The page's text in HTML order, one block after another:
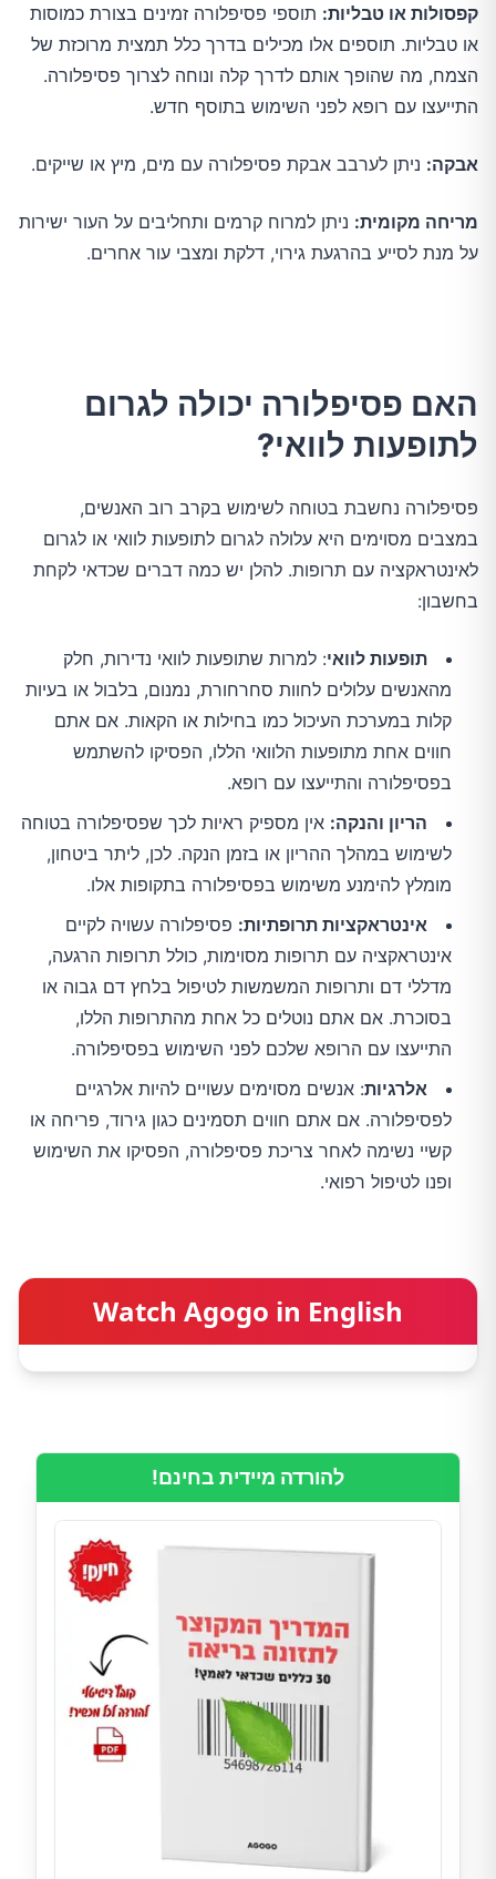
קפסולות או טבליות: תוספי פסיפלורה זמינים בצורת כמוסות
או טבליות. תוספים אלו מכילים בדרך כלל תמצית מרוכזת של
הצמח, מה שהופך אותם לדרך קלה ונוחה לצרוך פסיפלורה.
התייעצו עם רופא לפני השימוש בתוסף חדש.
אבקה: ניתן לערבב אבקת פסיפלורה עם מים, מיץ או שייקים.
מריחה מקומית: ניתן למרוח קרמים ותחליבים על העור ישירות
על מנת לסייע בהרגעת גירוי, דלקת ומצבי עור אחרים.
האם פסיפלורה יכולה לגרום
לתופעות לוואי?
פסיפלורה נחשבת בטוחה לשימוש בקרב רוב האנשים,
במצבים מסוימים היא עלולה לגרום לתופעות לוואי או לגרום
לאינטראקציה עם תרופות. להלן יש כמה דברים שכדאי לקחת
בחשבון:
תופעות לוואי: למרות שתופעות לוואי נדירות, חלק
מהאנשים עלולים לחוות סחרחורת, נמנום, בלבול או בעיות
קלות במערכת העיכול כמו בחילות או הקאות. אם אתם
חווים אחת מתופעות הלוואי הללו, הפסיקו להשתמש
בפסיפלורה והתייעצו עם רופא.
הריון והנקה: אין מספיק ראיות לכך שפסיפלורה בטוחה
לשימוש במהלך ההריון או בזמן הנקה. לכן, ליתר ביטחון,
מומלץ להימנע משימוש בפסיפלורה בתקופות אלו.
אינטראקציות תרופתיות: פסיפלורה עשויה לקיים
אינטראקציה עם תרופות מסוימות, כולל תרופות הרגעה,
מדללי דם ותרופות המשמשות לטיפול בלחץ דם גבוה או
בסוכרת. אם אתם נוטלים כל אחת מהתרופות הללו,
התייעצו עם הרופא שלכם לפני השימוש בפסיפלורה.
אלרגיות: אנשים מסוימים עשויים להיות אלרגיים
לפסיפלורה. אם אתם חווים תסמינים כגון גירוד, פריחה או
קשיי נשימה לאחר צריכת פסיפלורה, הפסיקו את השימוש
ופנו לטיפול רפואי.
Watch Agogo in English
להורדה מיידית בחינם!